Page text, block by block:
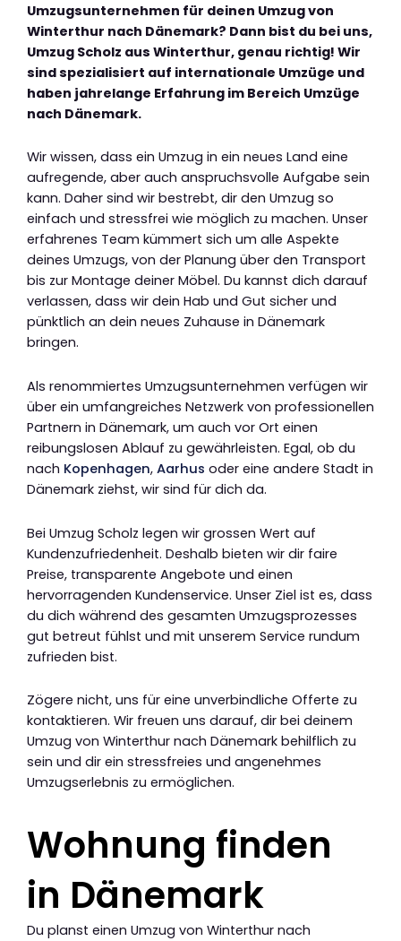
Umzugsunternehmen für deinen Umzug von
Winterthur nach Dänemark? Dann bist du bei uns,
Umzug Scholz aus Winterthur, genau richtig! Wir
sind spezialisiert auf internationale Umzüge und
haben jahrelange Erfahrung im Bereich Umzüge
nach Dänemark.
Wir wissen, dass ein Umzug in ein neues Land eine
aufregende, aber auch anspruchsvolle Aufgabe sein
kann. Daher sind wir bestrebt, dir den Umzug so
einfach und stressfrei wie möglich zu machen. Unser
erfahrenes Team kümmert sich um alle Aspekte
deines Umzugs, von der Planung über den Transport
bis zur Montage deiner Möbel. Du kannst dich darauf
verlassen, dass wir dein Hab und Gut sicher und
pünktlich an dein neues Zuhause in Dänemark
bringen.
Als renommiertes Umzugsunternehmen verfügen wir
über ein umfangreiches Netzwerk von professionellen
Partnern in Dänemark, um auch vor Ort einen
reibungslosen Ablauf zu gewährleisten. Egal, ob du
nach Kopenhagen, Aarhus oder eine andere Stadt in
Dänemark ziehst, wir sind für dich da.
Bei Umzug Scholz legen wir grossen Wert auf
Kundenzufriedenheit. Deshalb bieten wir dir faire
Preise, transparente Angebote und einen
hervorragenden Kundenservice. Unser Ziel ist es, dass
du dich während des gesamten Umzugsprozesses
gut betreut fühlst und mit unserem Service rundum
zufrieden bist.
Zögere nicht, uns für eine unverbindliche Offerte zu
kontaktieren. Wir freuen uns darauf, dir bei deinem
Umzug von Winterthur nach Dänemark behilflich zu
sein und dir ein stressfreies und angenehmes
Umzugserlebnis zu ermöglichen.
Wohnung finden
in Dänemark
Du planst einen Umzug von Winterthur nach